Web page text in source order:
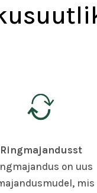
Ringmajandusst
on uus
mis